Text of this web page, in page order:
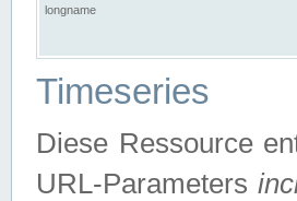
longname
Timeseries
Diese Ressource
URL-Parameters